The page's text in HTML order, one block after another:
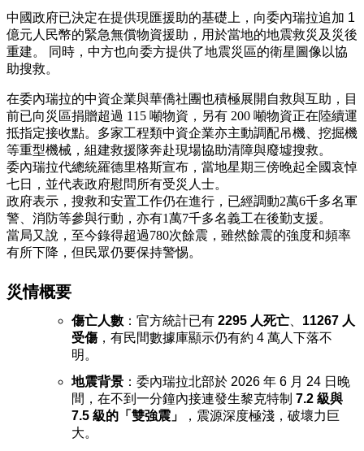
中國政府已決定在提供現匯援助的基礎上，向委內瑞拉追加 1
億元人民幣的緊急無償物資援助，用於當地的地震救災及災後
重建。 同時，中方也向委方提供了地震災區的衛星圖像以協
助搜救。
在委內瑞拉的中資企業與華僑社團也積極展開自救與互助，目
前已向災區捐贈超過 115 噸物資，另有 200 噸物資正在陸續運
抵指定接收點。多家工程類中資企業亦主動調配吊機、挖掘機
等重型機械，組建救援隊奔赴現場協助清障與廢墟搜救。
委內瑞拉代總統羅德里格斯宣布，當地星期三傍晚起全國哀悼
七日，並代表政府慰問所有受災人士。
政府表示，搜救和安置工作仍在進行，已經調動2萬6千多名軍
警、消防等參與行動，亦有1萬7千多名義工在後勤支援。
當局又說，至今錄得超過780次餘震，雖然餘震的強度和頻率
有所下降，但民眾仍要保持警惕。
災情概要
傷亡人數 ：官方統計已有 2295 人死亡
11267 人
受傷，有民間數據庫顯示仍有約 4 萬人下落不
明。
地震背景 ：委內瑞拉北部於 2026 年 6 月 24 日晚
間，在不到一分鐘內接連發生黎克特制 7.2 級與
7.5 級的「雙強震」
，震源深度極淺，破壞力巨
大。